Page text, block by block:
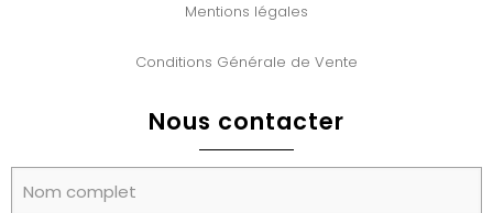
Mentions légales
Conditions Générale de Vente
Nous contacter